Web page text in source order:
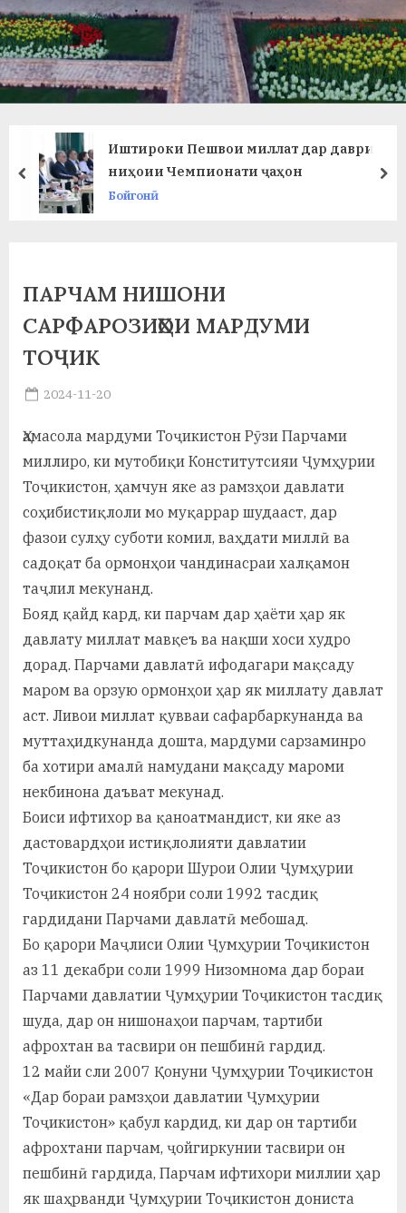
в
л
а
т
и
а
н
о
м
и
о
с
и
р
и
у
с
в
Иштироки Пешвои миллат дар даври
ниҳоии Чемпионати ҷаҳон
Бойгонӣ
prev
ПАРЧАМ НИШОНИ
САРФАРОЗИҲОИ МАРДУМИ
ТОҶИК
Posted
2024-11-20
Ҳамасола мардуми Тоҷикистон Рӯзи Парчами
миллиро, ки мутобиқи Конститутсияи Ҷумҳурии
Тоҷикистон, ҳамчун яке аз рамзҳои давлати
соҳибистиқлоли мо муқаррар шудааст, дар
фазои сулҳу суботи комил, ваҳдати миллӣ ва
садоқат ба ормонҳои чандинасраи халқамон
таҷлил мекунанд.
Бояд қайд кард, ки парчам дар ҳаёти ҳар як
давлату миллат мавқеъ ва нақши хоси худро
дорад. Парчами давлатӣ ифодагари мақсаду
маром ва орзую ормонҳои ҳар як миллату давлат
аст. Ливои миллат қувваи сафарбаркунанда ва
муттаҳидкунанда дошта, мардуми сарзаминро
ба хотири амалӣ намудани мақсаду мароми
некбинона даъват мекунад.
Боиси ифтихор ва қаноатмандист, ки яке аз
дастовардҳои истиқлолияти давлатии
Тоҷикистон бо қарори Шурои Олии Ҷумҳурии
Тоҷикистон 24 ноябри соли 1992 тасдиқ
гардидани Парчами давлатӣ мебошад.
Бо қарори Маҷлиси Олии Ҷумҳурии Тоҷикистон
аз 11 декабри соли 1999 Низомнома дар бораи
Парчами давлатии Ҷумҳурии Тоҷикистон тасдиқ
шуда, дар он нишонаҳои парчам, тартиби
афрохтан ва тасвири он пешбинӣ гардид.
12 майи сли 2007 Қонуни Ҷумҳурии Тоҷикистон
«Дар бораи рамзҳои давлатии Ҷумҳурии
Тоҷикистон» қабул кардид, ки дар он тартиби
афрохтани парчам, ҷойгиркунии тасвири он
пешбинӣ гардида, Парчам ифтихори миллии ҳар
як шаҳрванди Ҷумҳурии Тоҷикистон дониста